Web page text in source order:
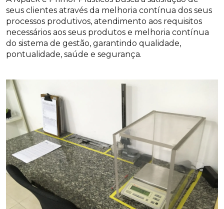
seus clientes através da melhoria contínua dos seus
processos produtivos, atendimento aos requisitos
necessários aos seus produtos e melhoria contínua
do sistema de gestão, garantindo qualidade,
pontualidade, saúde e segurança.